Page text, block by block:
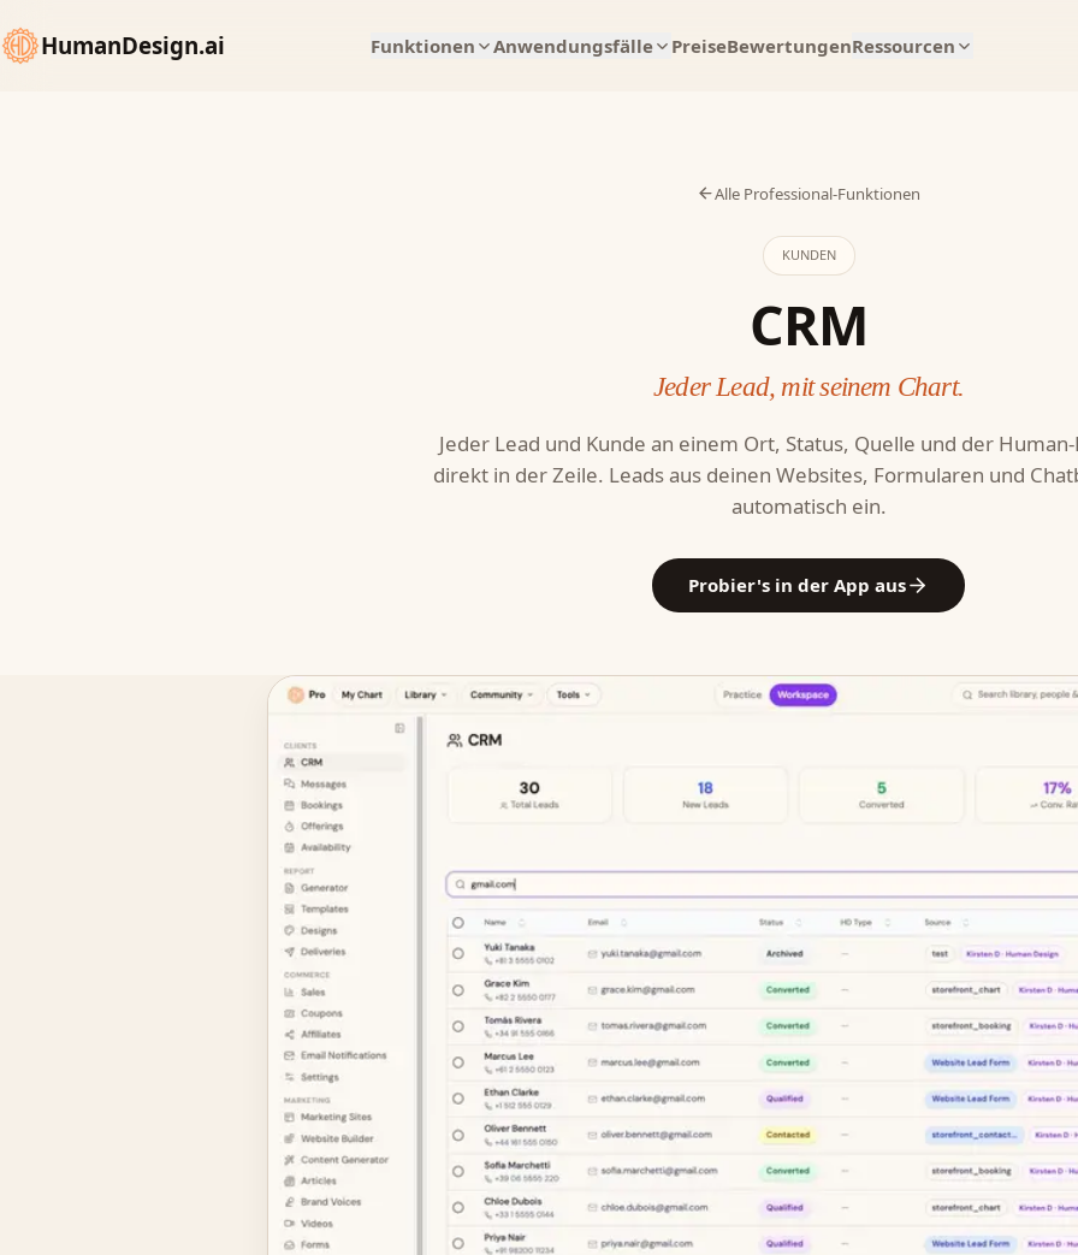
HumanDesign.ai Funktionen Anwendungsfälle PreiseBewertungenRessourcen
Alle Professional-Funktionen
KUNDEN
CRM
Jeder Lead, mit seinem Chart.
Jeder Lead und Kunde an einem Ort, Status, Quelle und der
direkt in der Zeile. Leads aus deinen Websites, Formularen und
automatisch ein.
Probier's in der App aus